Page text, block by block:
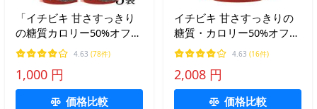
「イチビキ 甘さすっきり
の糖質カロリー50%オフぜ
んざい 140g×5袋」 ぜんざ
い カロリーオフ 糖質オフ
ダイエット スイーツ 送料
無料
4.63 (78件)
1,000 円
価格比較
イチビキ 甘さすっきりの
糖質・カロリー50%オフぜ
んざい 140g×20(10×2)袋入
｜ 送料別
4.63 (16件)
2,008 円
価格比較